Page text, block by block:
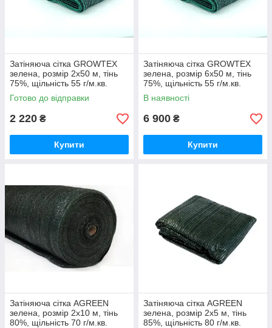
Затіняюча сітка GROWTEX
зелена, розмір 2х50 м, тінь
75%, щільність 55 г/м.кв.
Готово до відправки
2 220 ₴
Купити
Затіняюча сітка GROWTEX
зелена, розмір 6х50 м, тінь
75%, щільність 55 г/м.кв.
В наявності
6 900 ₴
Купити
Затіняюча сітка AGREEN
зелена, розмір 2х10 м, тінь
80%, щільність 70 г/м.кв.
Затіняюча сітка AGREEN
зелена, розмір 2х5 м, тінь
85%, щільність 80 г/м.кв.